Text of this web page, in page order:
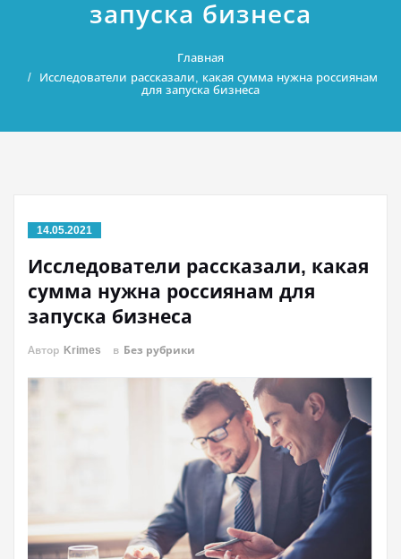
запуска бизнеса
Главная
Исследователи рассказали, какая сумма нужна россиянам
для запуска бизнеса
14.05.2021
Исследователи рассказали, какая
сумма нужна россиянам для
запуска бизнеса
Автор Krimes в Без рубрики